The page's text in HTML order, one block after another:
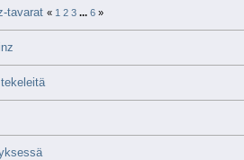
tavarat « 1 2 3 ...6 »